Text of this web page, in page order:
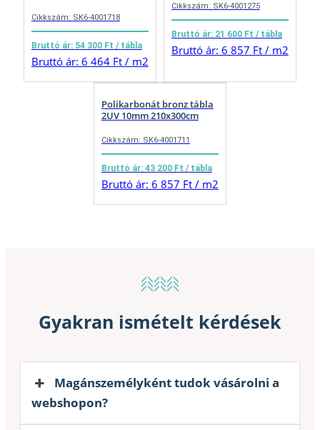
Cikkszám: SK6-4001718
Bruttó ár: 54 300 Ft / tábla
Bruttó ár: 6 464 Ft / m2
Cikkszám: SK6-4001275
Bruttó ár: 21 600 Ft / tábla
Bruttó ár: 6 857 Ft / m2
Polikarbonát bronz tábla
2UV 10mm 210x300cm
Cikkszám: SK6-4001711
Bruttó ár: 43 200 Ft / tábla
Bruttó ár: 6 857 Ft / m2
Gyakran ismételt kérdések
Magánszemélyként tudok vásárolni a
webshopon?